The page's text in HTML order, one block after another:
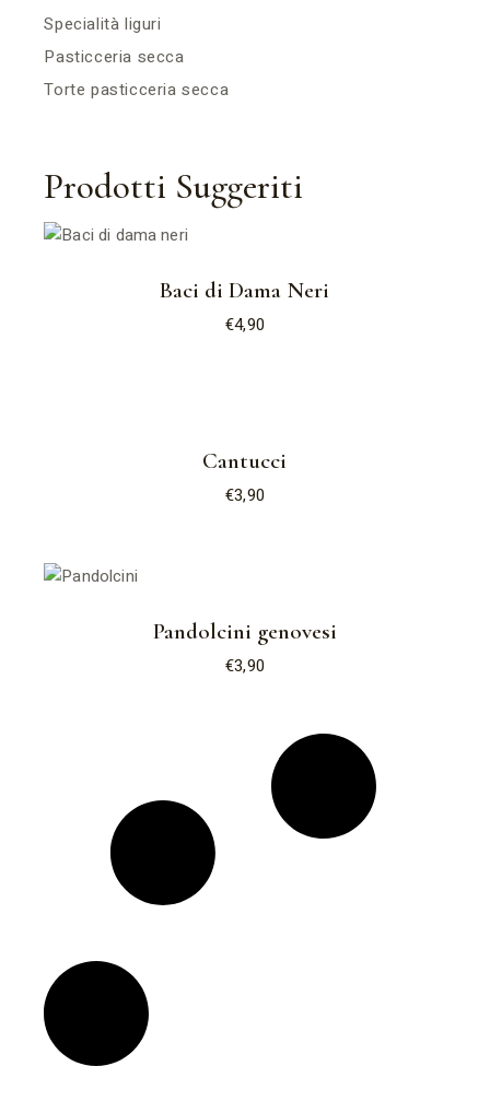
Specialità liguri
Pasticceria secca
Torte pasticceria secca
Prodotti Suggeriti
Baci di Dama Neri
€4,90
Cantucci
€3,90
Pandolcini genovesi
€3,90